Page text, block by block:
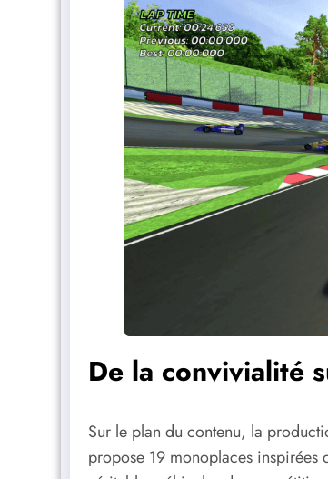
De la convivialité
Sur le plan du contenu, la
propose 19 monoplaces inspirées